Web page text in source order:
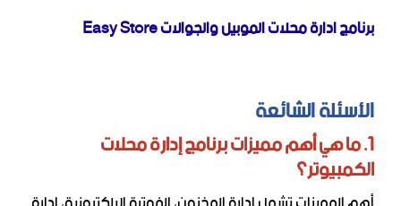
برنامج ادارة محلات الموبيل والجوالات Easy Store
الأسئلة الشائعة
1. ما هي أهم مميزات برنامج إدارة محلات
الكمبيوتر؟